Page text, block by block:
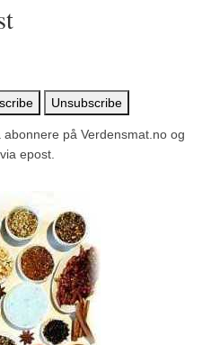
på Verdensmat.no og
epost.